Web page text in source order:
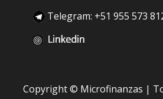
Telegram: +51 955 573
Copyright © Microfinanzas |